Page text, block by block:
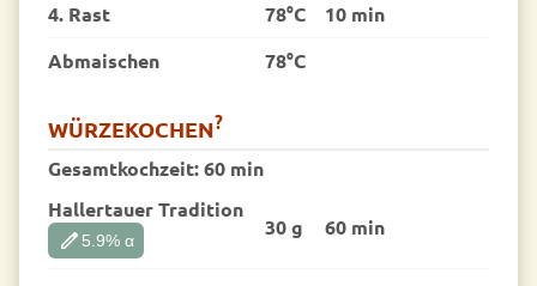
4. Rast
78°C
10 min
Abmaischen
78°C
WÜRZEKOCHEN?
Gesamtkochzeit:60 min
Hallertauer Tradition
edit 5.9% α
30 g 60 min